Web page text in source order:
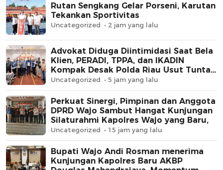
Rutan Sengkang Gelar Porseni, Karutan
Tekankan Sportivitas
Uncategorized 2 jam yang lalu
Advokat Diduga Diintimidasi Saat Bela
Klien, PERADI, TPPA, dan IKADIN
Kompak Desak Polda Riau Usut Tuntas
Dugaan Premanisme
Uncategorized 5 jam yang lalu
Perkuat Sinergi, Pimpinan dan Anggota
DPRD Wajo Sambut Hangat Kunjungan
Silaturahmi Kapolres Wajo yang Baru,
Uncategorized 15 jam yang lalu
Bupati Wajo Andi Rosman menerima
Kunjungan Kapolres Baru AKBP